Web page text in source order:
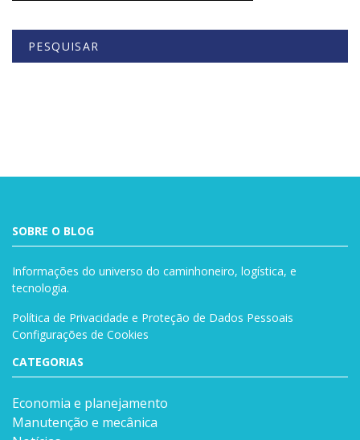
PESQUISAR
SOBRE O BLOG
Informações do universo do caminhoneiro, logística, e
tecnologia.
Política de Privacidade e Proteção de Dados Pessoais
Configurações de Cookies
CATEGORIAS
Economia e planejamento
Manutenção e mecânica